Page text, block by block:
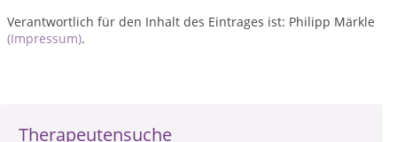
Therapeutensuche
Verantwortlich für den Inhalt des Eintrages ist: Philipp Märkle
(Impressum).